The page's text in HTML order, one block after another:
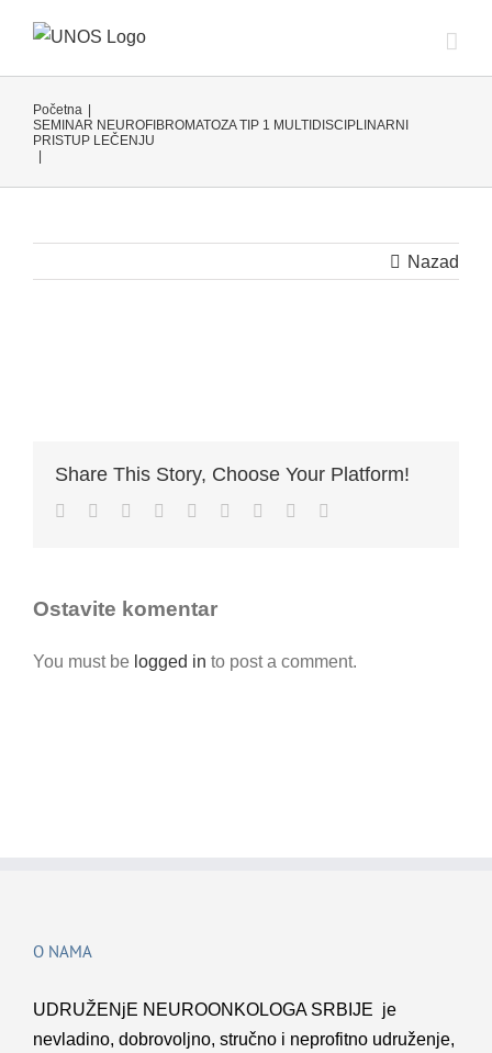
content
Početna
SEMINAR NEUROFIBROMATOZA TIP 1 MULTIDISCIPLINARNI
PRISTUP LEČENJU
Nazad
Share This Story, Choose Your Platform!
Facebook
TwitterLinkedIn
Reddit Whatsapp
TumblrPinterest
Ostavite komentar
You must be logged in to post a comment.
O NAMA
UDRUŽENјE NEUROONKOLOGA SRBIJE je
nevladino, dobrovolјno, stručno i neprofitno udruženje,